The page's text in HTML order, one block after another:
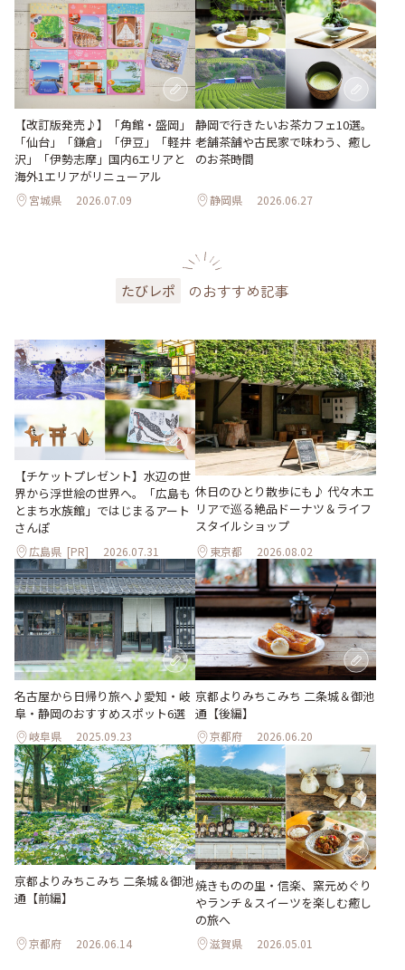
【改訂版発売♪】「角館・盛岡」
「仙台」「鎌倉」「伊豆」「軽井
沢」「伊勢志摩」国内6エリアと
海外1エリアがリニューアル
宮城県 2026.07.09
静岡で行きたいお茶カフェ10選。
老舗茶舗や古民家で味わう、癒し
のお茶時間
静岡県 2026.06.27
たびレポ のおすすめ記事
【チケットプレゼント】水辺の世
界から浮世絵の世界へ。「広島も
とまち水族館」ではじまるアート
さんぽ
広島県 [PR] 2026.07.31
休日のひとり散歩にも♪ 代々木エ
リアで巡る絶品ドーナツ＆ライフ
スタイルショップ
東京都 2026.08.02
名古屋から日帰り旅へ♪愛知・岐
阜・静岡のおすすめスポット6選
岐阜県 2025.09.23
京都よりみちこみち 二条城＆御池
通【後編】
京都府 2026.06.20
京都よりみちこみち 二条城＆御池
通【前編】
京都府 2026.06.14
焼きものの里・信楽、窯元めぐり
やランチ＆スイーツを楽しむ癒し
の旅へ
滋賀県 2026.05.01